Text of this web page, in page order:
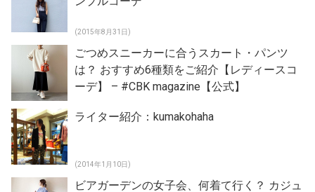
(2015年8月31日)
ごつめスニーカーに合うスカート・パンツ
は？ おすすめ6種類をご紹介【レディースコ
ーデ】 – #CBK magazine【公式】
ライター紹介：kumakohaha
(2014年1月10日)
ビアガーデンの女子会、何着て行く？ カジュ